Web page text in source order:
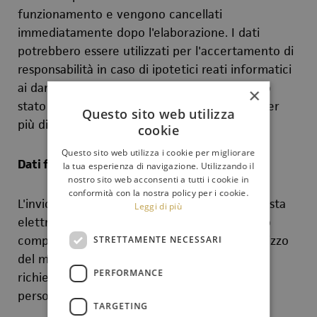
funzionamento e vengono cancellati
immediatamente dopo l'elaborazione. I dati
potrebbero essere utilizzati per l'accertamento di
responsabilità in caso di ipotetici reati informatici
ai danni del sito: salva questa eventualità, allo
stato i dati sui contatti web non persistono per
più di sette giorni.
Dati forniti volontariamente dall'utente
L'invio facoltativo, esplicito e volontario di posta
elettronica agli indirizzi indicati su questo sito
comporta la successiva acquisizione dell'indirizzo
del mittente, necessario per rispondere alle
richieste, nonché degli eventuali altri dati
personali inseriti nella missiva.
×
Questo sito web utilizza
cookie
Questo sito web utilizza i cookie per migliorare
la tua esperienza di navigazione. Utilizzando il
nostro sito web acconsenti a tutti i cookie in
conformità con la nostra policy per i cookie.
Leggi di più
STRETTAMENTE NECESSARI
PERFORMANCE
TARGETING